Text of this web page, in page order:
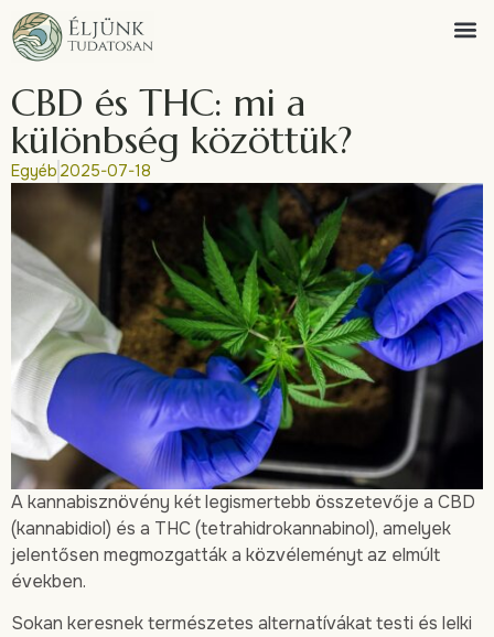
CBD és THC: mi a
különbség közöttük?
Egyéb 2025-07-18
A kannabisznövény két legismertebb összetevője a CBD
(kannabidiol) és a THC (tetrahidrokannabinol), amelyek
jelentősen megmozgatták a közvéleményt az elmúlt
években.
Sokan keresnek természetes alternatívákat testi és lelki